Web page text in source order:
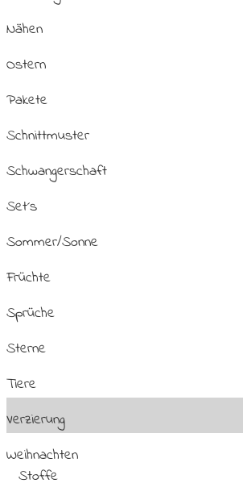
Nähen
Ostern
Pakete
Schnittmuster
Schwangerschaft
Set´s
Sommer/Sonne
Früchte
Sprüche
Sterne
Tiere
Verzierung
Weihnachten
Stoffe